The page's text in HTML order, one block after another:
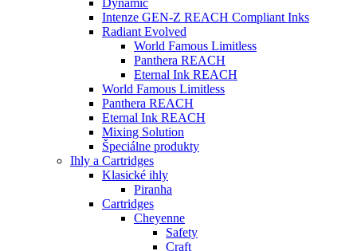
Intenze GEN-Z REACH Compliant Inks
Radiant Evolved
World Famous Limitless
Panthera REACH
Eternal Ink REACH
World Famous Limitless
Panthera REACH
Eternal Ink REACH
Mixing Solution
Špeciálne produkty
Ihly a Cartridges
Klasické ihly
Piranha
Cartridges
Cheyenne
Safety
Craft